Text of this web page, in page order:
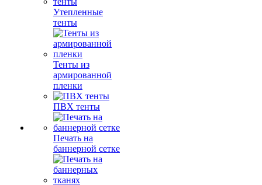
Утепленные
тенты
Тенты из
армированной
пленки
ПВХ тенты
Печать на
баннерной сетке